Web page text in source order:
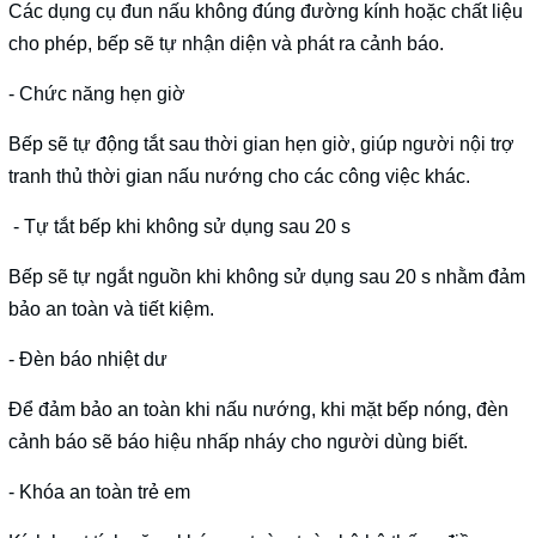
Các dụng cụ đun nấu không đúng đường kính hoặc chất liệu
cho phép, bếp sẽ tự nhận diện và phát ra cảnh báo.
- Chức năng hẹn giờ
Bếp sẽ tự động tắt sau thời gian hẹn giờ, giúp người nội trợ
tranh thủ thời gian nấu nướng cho các công việc khác.
- Tự tắt bếp khi không sử dụng sau 20 s
Bếp sẽ tự ngắt nguồn khi không sử dụng sau 20 s nhằm đảm
bảo an toàn và tiết kiệm.
- Đèn báo nhiệt dư
Để đảm bảo an toàn khi nấu nướng, khi mặt bếp nóng, đèn
cảnh báo sẽ báo hiệu nhấp nháy cho người dùng biết.
- Khóa an toàn trẻ em